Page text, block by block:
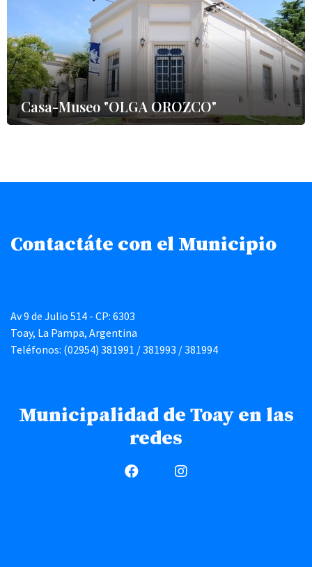
Casa-Museo "OLGA OROZCO"
Contactáte con el Municipio
Av 9 de Julio 514 - CP: 6303
Toay, La Pampa, Argentina
Teléfonos: (02954) 381991 / 381993 / 381994
Municipalidad de Toay en las
redes